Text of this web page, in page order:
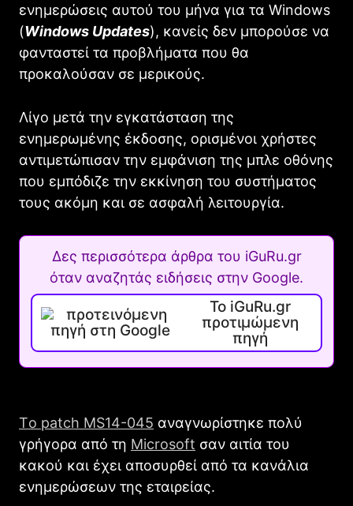
ενημερώσεις αυτού του μήνα για τα Windows
(Windows Updates), κανείς δεν μπορούσε να
φανταστεί τα προβλήματα που θα
προκαλούσαν σε μερικούς.
Λίγο μετά την εγκατάσταση της
ενημερωμένης έκδοσης, ορισμένοι χρήστες
αντιμετώπισαν την εμφάνιση της μπλε οθόνης
που εμπόδιζε την εκκίνηση του συστήματος
τους ακόμη και σε ασφαλή λειτουργία.
Δες περισσότερα άρθρα του iGuRu.gr
όταν αναζητάς ειδήσεις στην Google.
Το iGuRu.gr
προτιμώμενη
πηγή
Tο patch MS14-045 αναγνωρίστηκε πολύ
γρήγορα από τη Microsoft σαν αιτία του
κακού και έχει αποσυρθεί από τα κανάλια
ενημερώσεων της εταιρείας.